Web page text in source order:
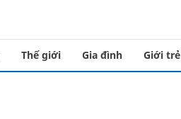
Thế giới Gia đình Giới trẻ